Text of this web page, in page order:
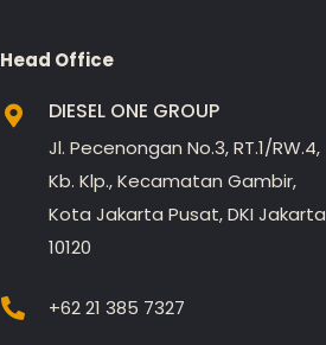
Head Office
DIESEL ONE GROUP
Jl. Pecenongan No.3, RT.1/RW.4,
Kb. Klp., Kecamatan Gambir,
Kota Jakarta Pusat, DKI Jakarta
10120
+62 21 385 7327